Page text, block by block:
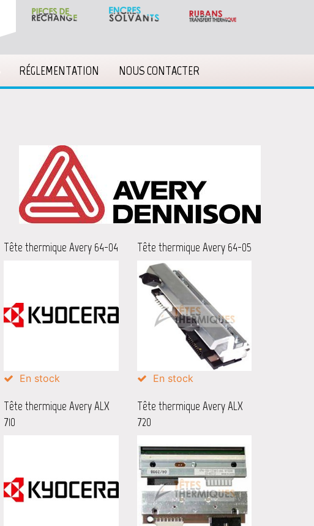
RÉGLEMENTATION NOUS CONTACTER
Tête thermique Avery 64-04
En stock
Tête thermique Avery 64-05
En stock
Tête thermique Avery ALX
710
Tête thermique Avery ALX
720